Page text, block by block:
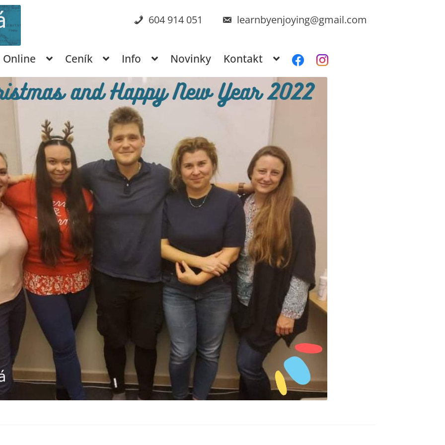
604 914 051 learnbyenjoying@gmail.com
Online Ceník Info Novinky Kontakt